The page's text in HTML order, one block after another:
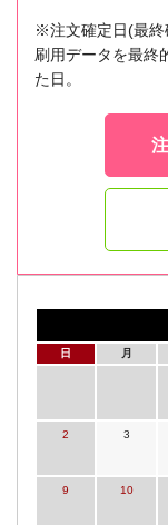
※注文確定日(最終
刷用データを最終
た日。
日 月
2 3
9 10